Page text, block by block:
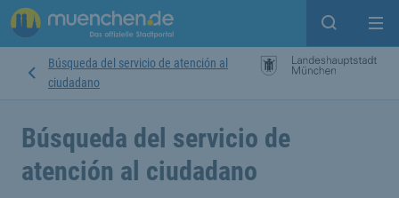
Open
Búsqueda del servicio de atención al
ciudadano
Búsqueda del servicio de
atención al ciudadano